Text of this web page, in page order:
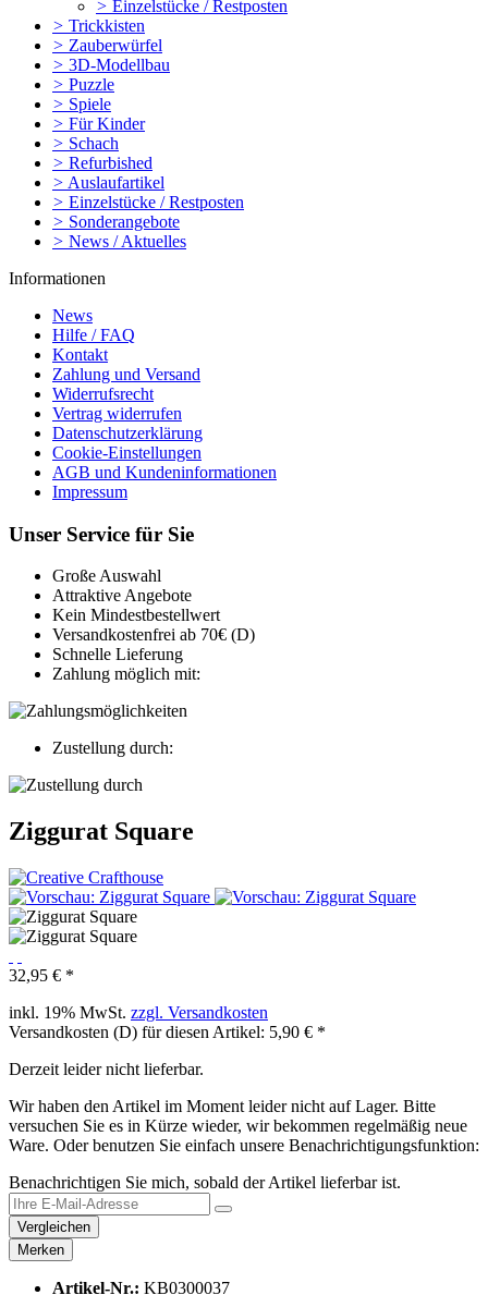
> Einzelstücke / Restposten
> Trickkisten
> Zauberwürfel
> 3D-Modellbau
> Puzzle
> Spiele
> Für Kinder
> Schach
> Refurbished
> Auslaufartikel
> Einzelstücke / Restposten
> Sonderangebote
> News / Aktuelles
Informationen
News
Hilfe / FAQ
Kontakt
Zahlung und Versand
Widerrufsrecht
Vertrag widerrufen
Datenschutzerklärung
Cookie-Einstellungen
AGB und Kundeninformationen
Impressum
Unser Service für Sie
Große Auswahl
Attraktive Angebote
Kein Mindestbestellwert
Versandkostenfrei ab 70€ (D)
Schnelle Lieferung
Zahlung möglich mit:
Zustellung durch:
Ziggurat Square
32,95 € *
inkl. 19% MwSt. zzgl. Versandkosten
Versandkosten (D) für diesen Artikel: 5,90 € *
Derzeit leider nicht lieferbar.
Wir haben den Artikel im Moment leider nicht auf Lager. Bitte
versuchen Sie es in Kürze wieder, wir bekommen regelmäßig neue
Ware. Oder benutzen Sie einfach unsere Benachrichtigungsfunktion:
Benachrichtigen Sie mich, sobald der Artikel lieferbar ist.
Vergleichen
Merken
Artikel-Nr.: KB0300037